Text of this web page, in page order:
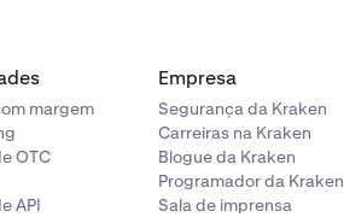
margem
OTC
API
Empresa
Segurança da Kraken
Carreiras na Kraken
Blogue da Kraken
Programador da Kraken
Sala de imprensa